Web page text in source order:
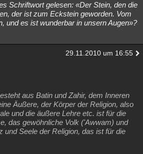
Schriftwort gelesen: «Der Stein, den die
der ist zum Eckstein geworden. Vom
und es ist wunderbar in unsern Augen»?
29.11.2010 um 16:55
aus Batin und Zahir, dem Inneren
Äußere, der Körper der Religion, also
und die äußere Lehre etc. ist für die
das gewöhnliche Volk ('Awwam) und
und Seele der Religion, das ist für die